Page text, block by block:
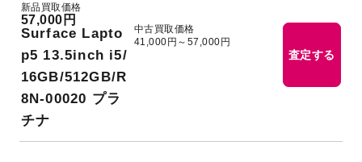
Surface Lapto
p5 13.5inch i5/
16GB/512GB/R
8N-00020 プラ
チナ
新品買取価格
57,000円
中古買取価格
41,000円～57,000円
査定する